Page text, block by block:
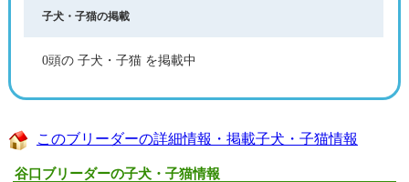
子犬・子猫の掲載
0頭の 子犬・子猫 を掲載中
このブリーダーの詳細情報・掲載子犬・子猫情報
谷口ブリーダーの子犬・子猫情報